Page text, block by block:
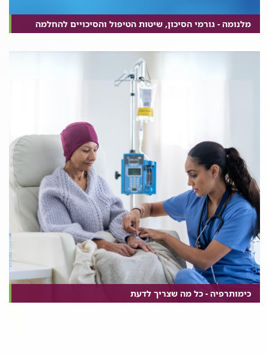
מלנומה - גורמי הסיכון, שיטות הטיפול והסיכויים להחלמה
כימותרפיה - כל מה שצריך לדעת